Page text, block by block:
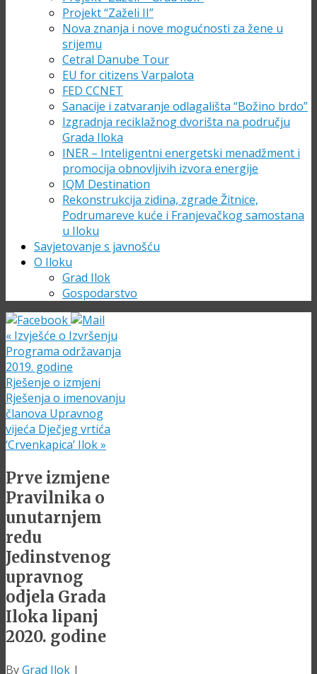
Projekt “Zaželi II”
Nova znanja i nove mogućnosti za žene u
srijemu
Cetral Danube Tour
EU for citizens Varpalota
FED CCNET
Sanacije i zatvaranje odlagališta “Božino brdo”
Izgradnja reciklažnog dvorišta na području
Grada Iloka
INER – Inteligentni energetski menadžment i
promocija obnovljivih izvora energije
IQM Destination
Rekonstrukcija zidina, zgrade Žitnice,
Podrumareve kuće i Franjevačkog samostana
u Iloku
Savjetovanje s javnošću
O Iloku
Grad Ilok
Gospodarstvo
« Izvješće o Izvršenju
Programa održavanja
2019. godine
Rješenje o izmjeni
Rješenja o imenovanju
članova Upravnog
vijeća Dječjeg vrtića
‘Crvenkapica’ Ilok»
Prve izmjene
Pravilnika o
unutarnjem
redu
Jedinstvenog
upravnog
odjela Grada
Iloka lipanj
2020. godine
ByGrad Ilok |